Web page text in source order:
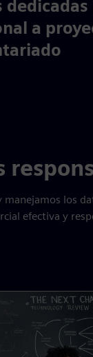
a
los
efectiva y